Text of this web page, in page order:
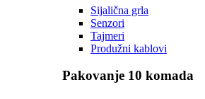
Sijalična grla
Senzori
Tajmeri
Produžni kablovi
Pakovanje 10 komada